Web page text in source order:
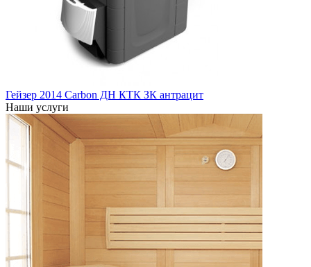
Гейзер 2014 Carbon ДН КТК ЗК антрацит
Наши услуги